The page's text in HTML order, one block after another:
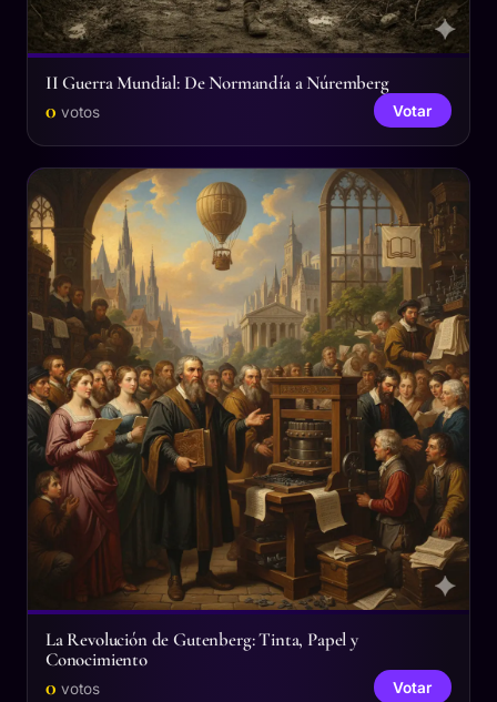
II Guerra Mundial: De Normandía a Núremberg
0 votos Votar
La Revolución de Gutenberg: Tinta, Papel y
Conocimiento
0 votos Votar